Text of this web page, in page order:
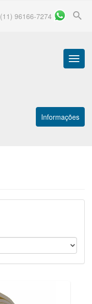
search
(11) 96166-7274
Menu
Informações